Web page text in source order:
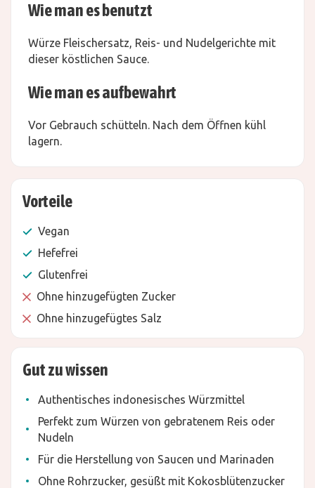
Wie man es benutzt
Würze Fleischersatz, Reis- und Nudelgerichte mit
dieser köstlichen Sauce.
Wie man es aufbewahrt
Vor Gebrauch schütteln. Nach dem Öffnen kühl
lagern.
Vorteile
Vegan
Hefefrei
Glutenfrei
Ohne hinzugefügten Zucker
Ohne hinzugefügtes Salz
Gut zu wissen
Authentisches indonesisches Würzmittel
Perfekt zum Würzen von gebratenem Reis oder
Nudeln
Für die Herstellung von Saucen und Marinaden
Ohne Rohrzucker, gesüßt mit Kokosblütenzucker